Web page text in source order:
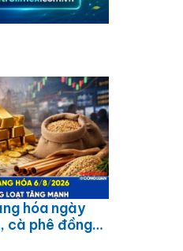
hóa ngày
cà phê đồng